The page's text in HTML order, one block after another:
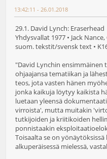
13:42:11 - 26.01.2018
29.1. David Lynch: Eraserhead
Yhdysvallat 1977 • Jack
suom. tekstit/svensk text •
"David Lynchin ensimmäinen
ohjaajansa tematiikan ja
teos, jota vasten hänen
jonka kaikuja löytyy kaikista
luetaan yleensä
virroista', mutta muitakin
tutkijoiden ja kriitikoiden
ponnistaakin
Toisaalta se on
alkuperäisessä mielessä,